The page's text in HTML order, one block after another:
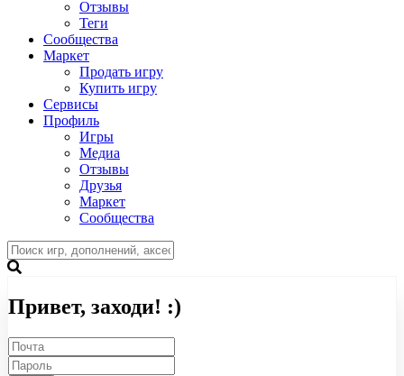
Отзывы
Теги
Сообщества
Маркет
Продать игру
Купить игру
Сервисы
Профиль
Игры
Медиа
Отзывы
Друзья
Маркет
Сообщества
Привет, заходи! :)